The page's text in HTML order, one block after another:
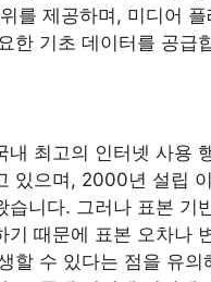
를 제공하며, 미디어
한 기초 데이터를 공급
내 최고의 인터넷 사용
있으며, 2000년 설립
습니다. 그러나 표본 기
기 때문에 표본 오차나
할 수 있다는 점을 유의